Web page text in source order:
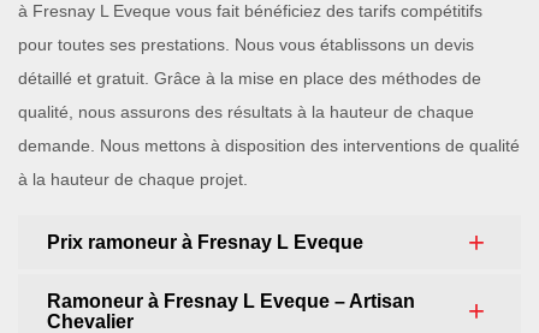
à Fresnay L Eveque vous fait bénéficiez des tarifs compétitifs
pour toutes ses prestations. Nous vous établissons un devis
détaillé et gratuit. Grâce à la mise en place des méthodes de
qualité, nous assurons des résultats à la hauteur de chaque
demande. Nous mettons à disposition des interventions de qualité
à la hauteur de chaque projet.
Prix ramoneur à Fresnay L Eveque
Ramoneur à Fresnay L Eveque – Artisan
Chevalier